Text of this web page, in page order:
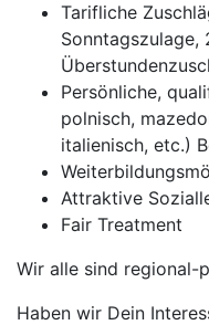
Tarifliche
Sonntagszulage,
Persönliche,
polnisch,
italienisch, etc.)
Attraktive
Fair Treatment
Wir alle sind regional-
Haben wir Dein